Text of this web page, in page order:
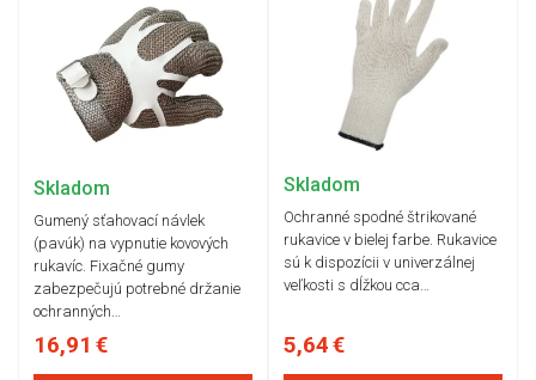
Skladom
Gumený sťahovací návlek
(pavúk) na vypnutie kovových
rukavíc. Fixačné gumy
zabezpečujú potrebné držanie
ochranných…
16,91 €
Skladom
Ochranné spodné štrikované
rukavice v bielej farbe. Rukavice
sú k dispozícii v univerzálnej
veľkosti s dĺžkou cca…
5,64 €